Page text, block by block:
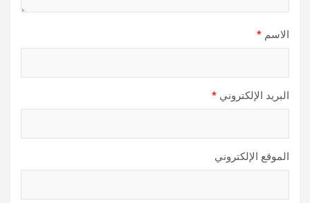
الاسم *
البريد الإلكتروني *
الموقع الإلكتروني